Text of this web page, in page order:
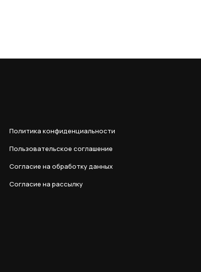
Политика конфиденциальности
Пользовательское соглашение
Согласие на обработку данных
Согласие на рассылку